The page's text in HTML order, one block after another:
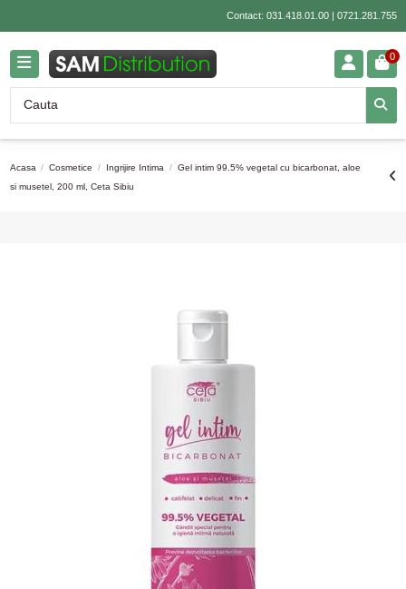
Contact: 031.418.01.00| 0721.281.755
0
Acasa Cosmetice Ingrijire Intima
Gel intim 99.5% vegetal cu bicarbonat, aloe
si musetel, 200 ml, Ceta Sibiu